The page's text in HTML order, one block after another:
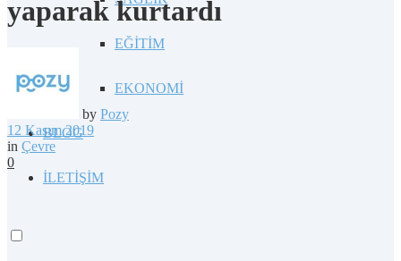
EĞİTİM
EKONOMİ
BLOG
İLETİŞİM
yaparak kurtardı
by Pozy
12 Kasım 2019
in Çevre
0